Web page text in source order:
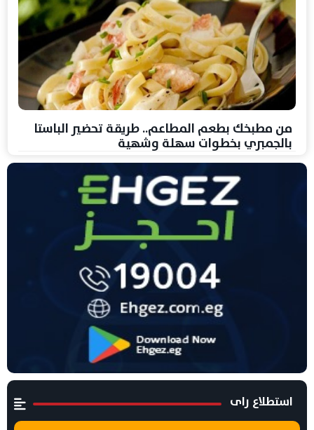
من مطبخك بطعم المطاعم.. طريقة تحضير الباستا
بالجمبري بخطوات سهلة وشهية
استطلاع راى